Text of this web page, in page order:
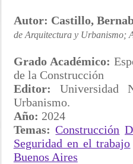
Autor: Castillo,
de Arquitectura y Urbanismo;
Grado Académico:
de la Construcción
Editor:Universidad
Urbanismo.
Año: 2024
Temas:Construcción
Seguridad en el trabajo
Buenos Aires